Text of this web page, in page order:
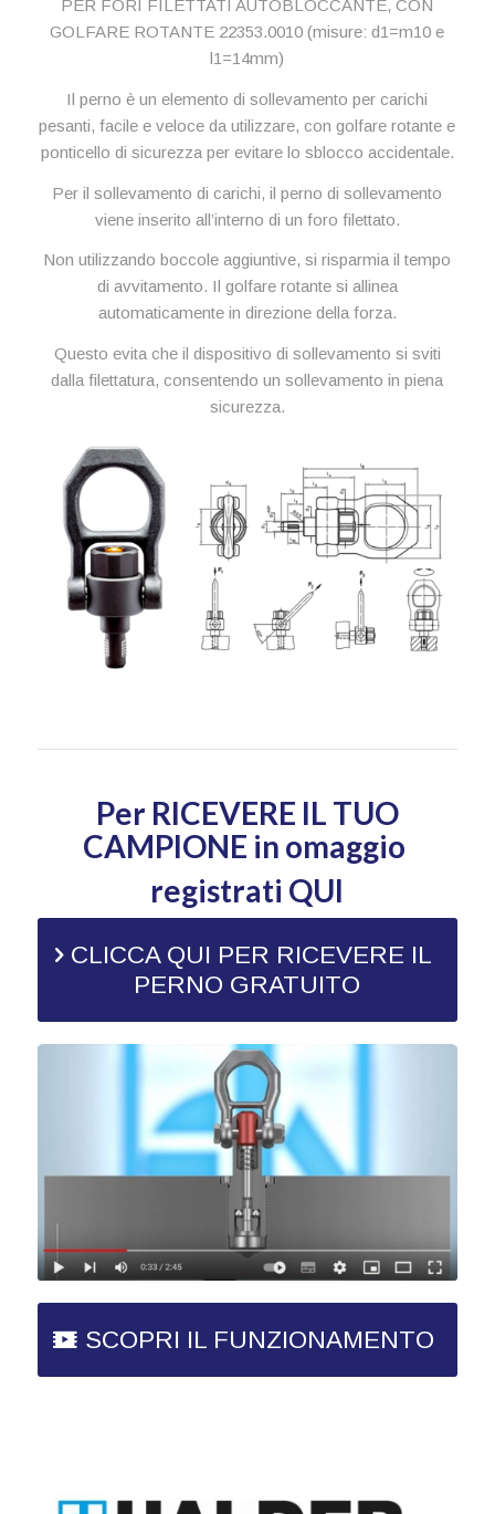
PER FORI FILETTATI AUTOBLOCCANTE, CON
GOLFARE ROTANTE 22353.0010 (misure: d1=m10 e
l1=14mm)
Il perno è un elemento di sollevamento per carichi
pesanti, facile e veloce da utilizzare, con golfare rotante e
ponticello di sicurezza per evitare lo sblocco accidentale.
Per il sollevamento di carichi, il perno di sollevamento
viene inserito all’interno di un foro filettato.
Non utilizzando boccole aggiuntive, si risparmia il tempo
di avvitamento. Il golfare rotante si allinea
automaticamente in direzione della forza.
Questo evita che il dispositivo di sollevamento si sviti
dalla filettatura, consentendo un sollevamento in piena
sicurezza.
Per RICEVERE IL TUO
CAMPIONE in omaggio
registrati QUI
CLICCA QUI PER RICEVERE IL
PERNO GRATUITO
SCOPRI IL FUNZIONAMENTO